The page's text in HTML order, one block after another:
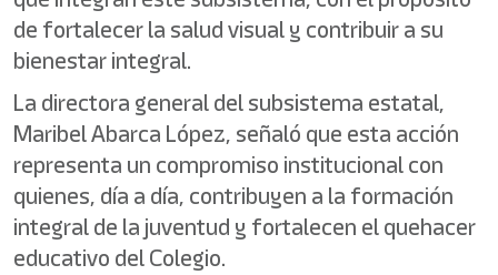
de fortalecer la salud visual y contribuir a su
bienestar integral.
La directora general del subsistema estatal,
Maribel Abarca López, señaló que esta acción
representa un compromiso institucional con
quienes, día a día, contribuyen a la formación
integral de la juventud y fortalecen el quehacer
educativo del Colegio.